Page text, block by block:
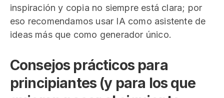
inspiración y copia no siempre está clara; por
eso recomendamos usar IA como asistente de
ideas más que como generador único.
Consejos prácticos para
principiantes (y para los que